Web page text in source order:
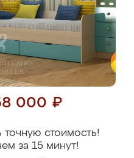
000 ₽
стоимость!
за 15 минут!